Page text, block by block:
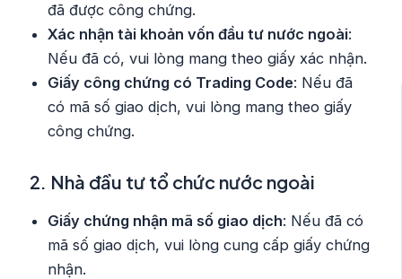
đã được công chứng.
Xác nhận tài khoản vốn đầu tư nước ngoài:
Nếu đã có, vui lòng mang theo giấy xác nhận.
Giấy công chứng có Trading Code: Nếu đã
có mã số giao dịch, vui lòng mang theo giấy
công chứng.
2. Nhà đầu tư tổ chức nước ngoài
Giấy chứng nhận mã số giao dịch: Nếu đã có
mã số giao dịch, vui lòng cung cấp giấy chứng
nhận.